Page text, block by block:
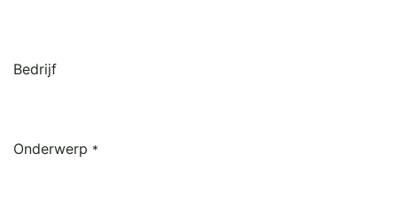
Bedrijf
Onderwerp *